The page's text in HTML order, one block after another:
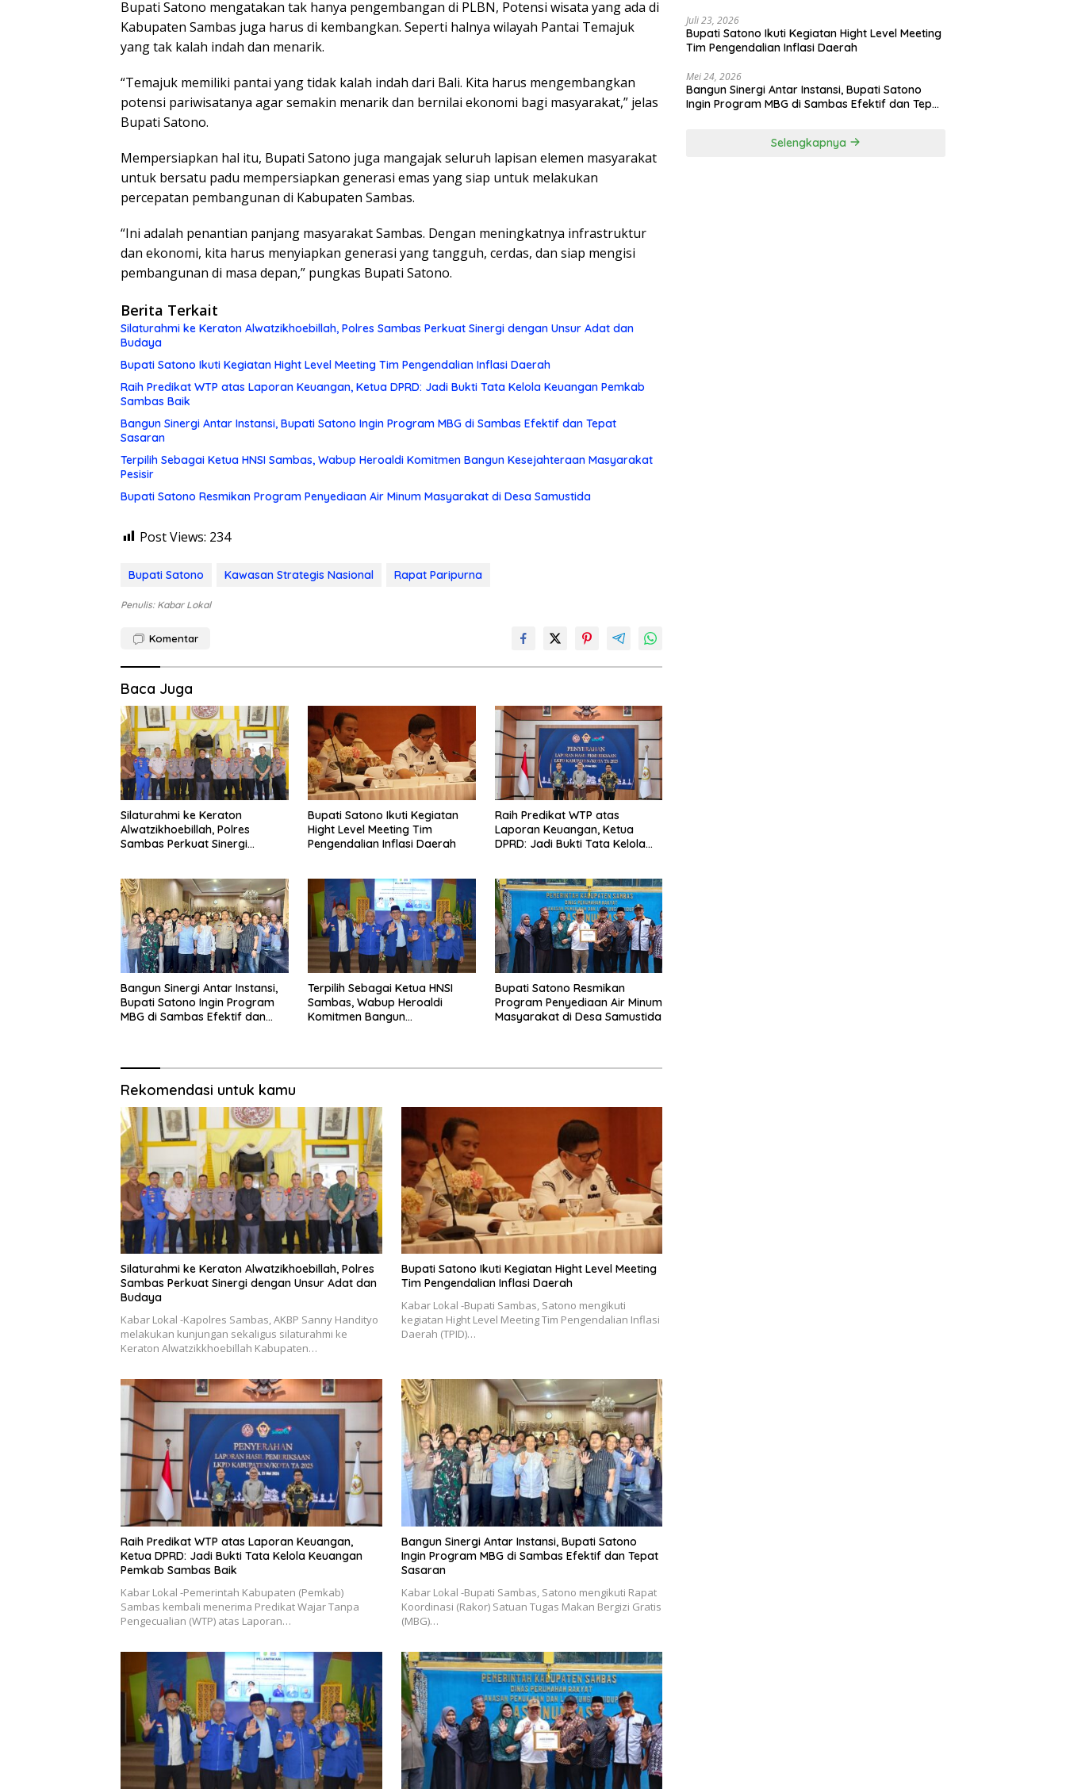
Bupati Satono mengatakan tak hanya pengembangan di PLBN, Potensi wisata yang ada di
Kabupaten Sambas juga harus di kembangkan. Seperti halnya wilayah Pantai Temajuk
yang tak kalah indah dan menarik.
“Temajuk memiliki pantai yang tidak kalah indah dari Bali. Kita harus mengembangkan
potensi pariwisatanya agar semakin menarik dan bernilai ekonomi bagi masyarakat,” jelas
Bupati Satono.
Mempersiapkan hal itu, Bupati Satono juga mangajak seluruh lapisan elemen masyarakat
untuk bersatu padu mempersiapkan generasi emas yang siap untuk melakukan
percepatan pembangunan di Kabupaten Sambas.
“Ini adalah penantian panjang masyarakat Sambas. Dengan meningkatnya infrastruktur
dan ekonomi, kita harus menyiapkan generasi yang tangguh, cerdas, dan siap mengisi
pembangunan di masa depan,” pungkas Bupati Satono.
Berita Terkait
Silaturahmi ke Keraton Alwatzikhoebillah, Polres Sambas Perkuat Sinergi dengan Unsur Adat dan
Budaya
Bupati Satono Ikuti Kegiatan Hight Level Meeting Tim Pengendalian Inflasi Daerah
Raih Predikat WTP atas Laporan Keuangan, Ketua DPRD: Jadi Bukti Tata Kelola Keuangan Pemkab
Sambas Baik
Bangun Sinergi Antar Instansi, Bupati Satono Ingin Program MBG di Sambas Efektif dan Tepat
Sasaran
Terpilih Sebagai Ketua HNSI Sambas, Wabup Heroaldi Komitmen Bangun Kesejahteraan Masyarakat
Pesisir
Bupati Satono Resmikan Program Penyediaan Air Minum Masyarakat di Desa Samustida
Post Views: 234
Bupati Satono Kawasan Strategis Nasional Rapat Paripurna
Penulis: Kabar Lokal
Komentar
Baca Juga
Silaturahmi ke Keraton
Alwatzikhoebillah, Polres
Sambas Perkuat Sinergi
Bupati Satono Ikuti Kegiatan
Hight Level Meeting Tim
Pengendalian Inflasi Daerah
Raih Predikat WTP atas
Laporan Keuangan, Ketua
DPRD: Jadi Bukti Tata Kelola
Bangun Sinergi Antar Instansi,
Bupati Satono Ingin Program
MBG di Sambas Efektif dan
Terpilih Sebagai Ketua HNSI
Sambas, Wabup Heroaldi
Komitmen Bangun
Bupati Satono Resmikan
Program Penyediaan Air Minum
Masyarakat di Desa Samustida
Rekomendasi untuk kamu
Silaturahmi ke Keraton Alwatzikhoebillah, Polres
Sambas Perkuat Sinergi dengan Unsur Adat dan
Budaya
Kabar Lokal -Kapolres Sambas, AKBP Sanny Handityo
melakukan kunjungan sekaligus silaturahmi ke
Keraton Alwatzikkhoebillah Kabupaten…
Bupati Satono Ikuti Kegiatan Hight Level Meeting
Tim Pengendalian Inflasi Daerah
Kabar Lokal -Bupati Sambas, Satono mengikuti
kegiatan Hight Level Meeting Tim Pengendalian Inflasi
Daerah (TPID)…
Raih Predikat WTP atas Laporan Keuangan,
Ketua DPRD: Jadi Bukti Tata Kelola Keuangan
Pemkab Sambas Baik
Kabar Lokal -Pemerintah Kabupaten (Pemkab)
Sambas kembali menerima Predikat Wajar Tanpa
Pengecualian (WTP) atas Laporan…
Bangun Sinergi Antar Instansi, Bupati Satono
Ingin Program MBG di Sambas Efektif dan Tepat
Sasaran
Kabar Lokal -Bupati Sambas, Satono mengikuti Rapat
Koordinasi (Rakor) Satuan Tugas Makan Bergizi Gratis
(MBG)…
Juli 23, 2026
Bupati Satono Ikuti Kegiatan Hight Level Meeting
Tim Pengendalian Inflasi Daerah
Mei 24, 2026
Bangun Sinergi Antar Instansi, Bupati Satono
Ingin Program MBG di Sambas Efektif dan Tepat
Selengkapnya